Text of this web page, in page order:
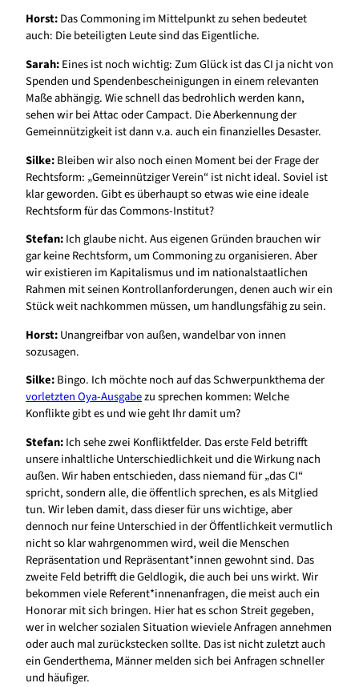
Horst:Das Commoning im Mittelpunkt zu sehen bedeutet
auch: Die beteiligten Leute sind das Eigentliche.
Sarah:Eines ist noch wichtig: Zum Glück ist das CI ja nicht von
Spenden und Spendenbescheinigungen in einem relevanten
Maße abhängig. Wie schnell das bedrohlich werden kann,
sehen wir bei Attac oder Campact. Die Aberkennung der
Gemeinnützigkeit ist dann v.a. auch ein finanzielles Desaster.
Silke:Bleiben wir also noch einen Moment bei der Frage der
Rechtsform: „Gemeinnütziger Verein“ ist nicht ideal. Soviel ist
klar geworden. Gibt es überhaupt so etwas wie eine ideale
Rechtsform für das Commons-Institut?
Stefan:Ich glaube nicht. Aus eigenen Gründen brauchen wir
gar keine Rechtsform, um Commoning zu organisieren. Aber
wir existieren im Kapitalismus und im nationalstaatlichen
Rahmen mit seinen Kontrollanforderungen, denen auch wir ein
Stück weit nachkommen müssen, um handlungsfähig zu sein.
Horst:Unangreifbar von außen, wandelbar von innen
sozusagen.
Silke:Bingo. Ich möchte noch auf das Schwerpunkthema der
vorletzten Oya-Ausgabezu sprechen kommen: Welche
Konflikte gibt es und wie geht Ihr damit um?
Stefan:Ich sehe zwei Konfliktfelder. Das erste Feld betrifft
unsere inhaltliche Unterschiedlichkeit und die Wirkung nach
außen. Wir haben entschieden, dass niemand für „das CI“
spricht, sondern alle, die öffentlich sprechen, es als Mitglied
tun. Wir leben damit, dass dieser für uns wichtige, aber
dennoch nur feine Unterschied in der Öffentlichkeit vermutlich
nicht so klar wahrgenommen wird, weil die Menschen
Repräsentation und Repräsentant*innen gewohnt sind. Das
zweite Feld betrifft die Geldlogik, die auch bei uns wirkt. Wir
bekommen viele Referent*innenanfragen, die meist auch ein
Honorar mit sich bringen. Hier hat es schon Streit gegeben,
wer in welcher sozialen Situation wieviele Anfragen annehmen
oder auch mal zurückstecken sollte. Das ist nicht zuletzt auch
ein Genderthema, Männer melden sich bei Anfragen schneller
und häufiger.